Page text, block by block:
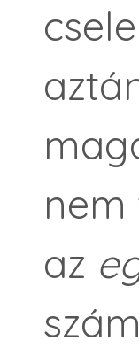
nem
az